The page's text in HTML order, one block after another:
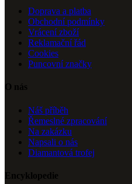
Doprava a platba
Obchodní podmínky
Vrácení zboží
Reklamační řád
Cookies
Puncovní značky
O nás
Náš příběh
Řemeslné zpracování
Na zakázku
Napsali o nás
Diamantová trofej
Encyklopedie